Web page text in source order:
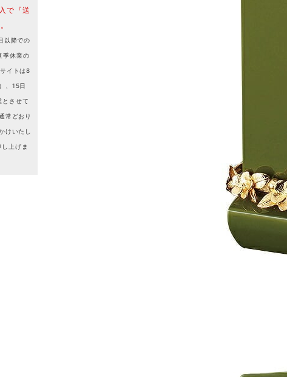
で『送
以降での
季休業の
イトは8
、15日
とさせて
常どおり
けいたし
上げま